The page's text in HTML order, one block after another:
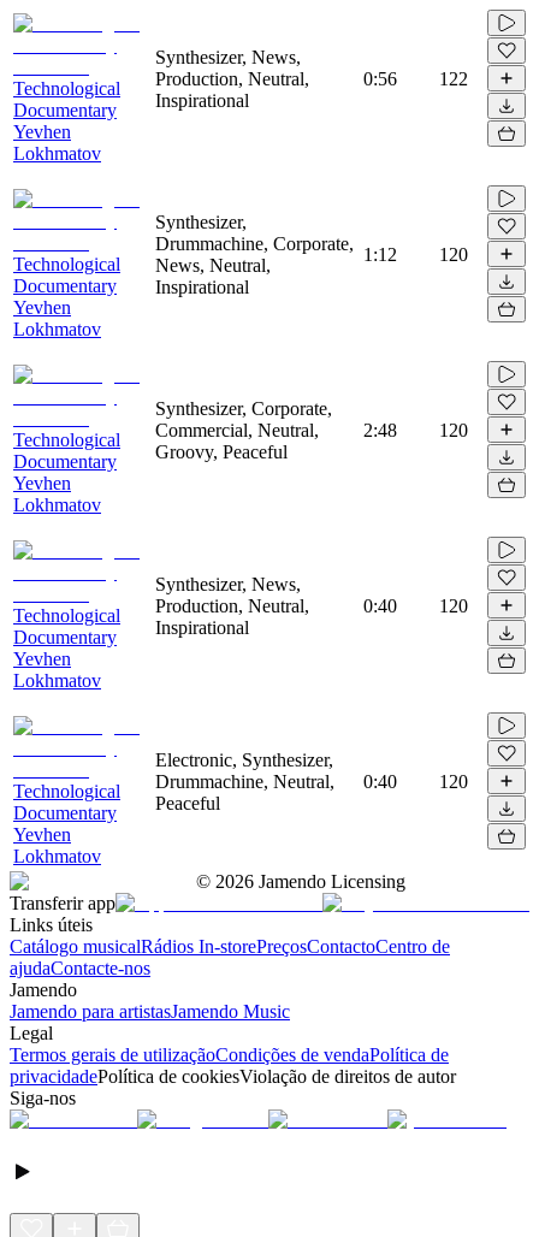
Technological
Documentary
Yevhen
Lokhmatov
Synthesizer, News,
Production, Neutral,
Inspirational
0:56 122
Technological
Documentary
Yevhen
Lokhmatov
Synthesizer,
Drummachine, Corporate,
News, Neutral,
Inspirational
1:12 120
Technological
Documentary
Yevhen
Lokhmatov
Synthesizer, Corporate,
Commercial, Neutral,
Groovy, Peaceful
2:48 120
Technological
Documentary
Yevhen
Lokhmatov
Synthesizer, News,
Production, Neutral,
Inspirational
0:40 120
Technological
Documentary
Yevhen
Lokhmatov
Electronic, Synthesizer,
Drummachine, Neutral,
Peaceful
0:40 120
© 2026 Jamendo Licensing
Transferir app
Links úteis
Catálogo musicalRádios In-storePreçosContactoCentro de
ajudaContacte-nos
Jamendo
Jamendo para artistasJamendo Music
Legal
Termos gerais de utilizaçãoCondições de vendaPolítica de
privacidadePolítica de cookiesViolação de direitos de autor
Siga-nos